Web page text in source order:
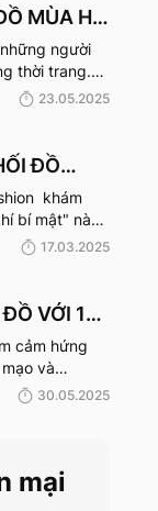
MÙA HÈ
FASHION:
CHO
người
thời trang.
điểm qua
mùa hè
bao ngầu”
23.05.2025
ĐỒ
ĐẸP, THU
khám
bí mật" này
ông thu hút
để những
hình vạm
17.03.2025
VỚI 10
MÙA
cảm hứng
và
cách, thì 10
Hè 2025
để bạn sắm
trong mùa hè
30.05.2025
mại